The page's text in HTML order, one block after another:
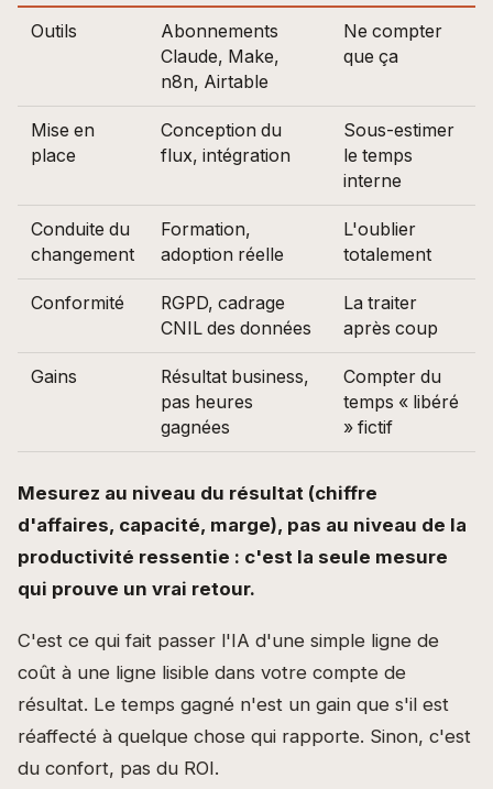
Outils
Abonnements
Claude, Make,
n8n, Airtable
Ne compter
que ça
Mise en
place
Conception du
flux, intégration
Sous-estimer
le temps
interne
Conduite du
changement
Formation,
adoption réelle
L'oublier
totalement
Conformité
RGPD, cadrage
CNIL des données
La traiter
après coup
Gains
Résultat business,
pas heures
gagnées
Compter du
temps « libéré
» fictif
Mesurez au niveau du résultat (chiffre
d'affaires, capacité, marge), pas au niveau de la
productivité ressentie : c'est la seule mesure
qui prouve un vrai retour.
C'est ce qui fait passer l'IA d'une simple ligne de
coût à une ligne lisible dans votre compte de
résultat. Le temps gagné n'est un gain que s'il est
réaffecté à quelque chose qui rapporte. Sinon, c'est
du confort, pas du ROI.